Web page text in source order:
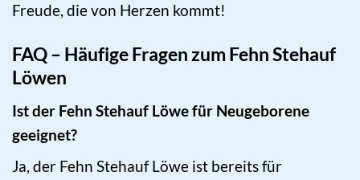
Freude, die von Herzen kommt!
FAQ – Häufige Fragen zum Fehn Stehauf
Löwen
Ist der Fehn Stehauf Löwe für Neugeborene
geeignet?
Ja, der Fehn Stehauf Löwe ist bereits für